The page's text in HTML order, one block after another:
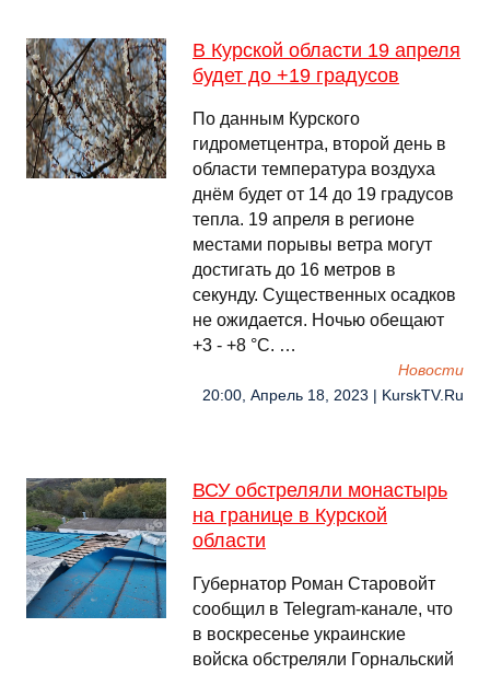
В Курской области 19 апреля
будет до +19 градусов
По данным Курского
гидрометцентра, второй день в
области температура воздуха
днём будет от 14 до 19 градусов
тепла. 19 апреля в регионе
местами порывы ветра могут
достигать до 16 метров в
секунду. Существенных осадков
не ожидается. Ночью обещают
+3 - +8 °С. …
Новости
20:00, Апрель 18, 2023 | KurskTV.Ru
ВСУ обстреляли монастырь
на границе в Курской
области
Губернатор Роман Старовойт
сообщил в Telegram-канале, что
️в воскресенье украинские
войска обстреляли Горнальский